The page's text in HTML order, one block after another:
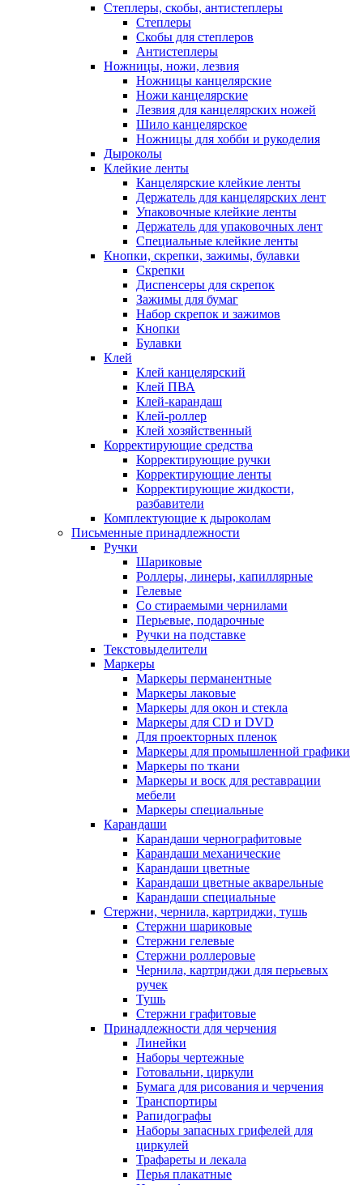
Степлеры, скобы, антистеплеры
Степлеры
Скобы для степлеров
Антистеплеры
Ножницы, ножи, лезвия
Ножницы канцелярские
Ножи канцелярские
Лезвия для канцелярских ножей
Шило канцелярское
Ножницы для хобби и рукоделия
Дыроколы
Клейкие ленты
Канцелярские клейкие ленты
Держатель для канцелярских лент
Упаковочные клейкие ленты
Держатель для упаковочных лент
Специальные клейкие ленты
Кнопки, скрепки, зажимы, булавки
Скрепки
Диспенсеры для скрепок
Зажимы для бумаг
Набор скрепок и зажимов
Кнопки
Булавки
Клей
Клей канцелярский
Клей ПВА
Клей-карандаш
Клей-роллер
Клей хозяйственный
Корректирующие средства
Корректирующие ручки
Корректирующие ленты
Корректирующие жидкости,
разбавители
Комплектующие к дыроколам
Письменные принадлежности
Ручки
Шариковые
Роллеры, линеры, капиллярные
Гелевые
Со стираемыми чернилами
Перьевые, подарочные
Ручки на подставке
Текстовыделители
Маркеры
Маркеры перманентные
Маркеры лаковые
Маркеры для окон и стекла
Маркеры для CD и DVD
Для проекторных пленок
Маркеры для промышленной графики
Маркеры по ткани
Маркеры и воск для реставрации
мебели
Маркеры специальные
Карандаши
Карандаши чернографитовые
Карандаши механические
Карандаши цветные
Карандаши цветные акварельные
Карандаши специальные
Стержни, чернила, картриджи, тушь
Стержни шариковые
Стержни гелевые
Стержни роллеровые
Чернила, картриджи для перьевых
ручек
Тушь
Стержни графитовые
Принадлежности для черчения
Линейки
Наборы чертежные
Готовальни, циркули
Бумага для рисования и черчения
Транспортиры
Рапидографы
Наборы запасных грифелей для
циркулей
Трафареты и лекала
Перья плакатные